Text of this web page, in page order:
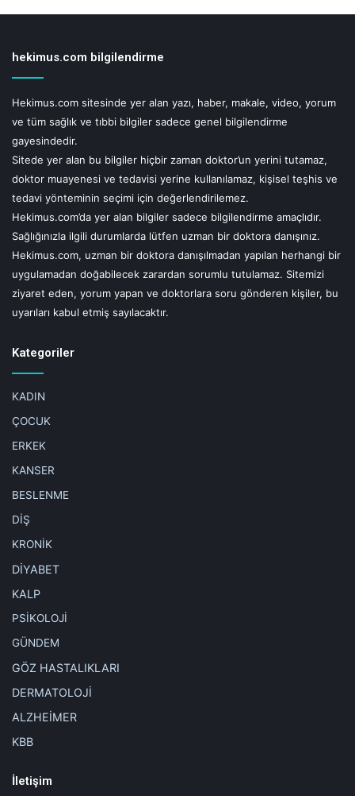
hekimus.com bilgilendirme
Hekimus.com sitesinde yer alan yazı, haber, makale, video, yorum
ve tüm sağlık ve tıbbi bilgiler sadece genel bilgilendirme
gayesindedir.
Sitede yer alan bu bilgiler hiçbir zaman doktor’un yerini tutamaz,
doktor muayenesi ve tedavisi yerine kullanılamaz, kişisel teşhis ve
tedavi yönteminin seçimi için değerlendirilemez.
Hekimus.com’da yer alan bilgiler sadece bilgilendirme amaçlıdır.
Sağlığınızla ilgili durumlarda lütfen uzman bir doktora danışınız.
Hekimus.com, uzman bir doktora danışılmadan yapılan herhangi bir
uygulamadan doğabilecek zarardan sorumlu tutulamaz. Sitemizi
ziyaret eden, yorum yapan ve doktorlara soru gönderen kişiler, bu
uyarıları kabul etmiş sayılacaktır.
Kategoriler
KADIN
ÇOCUK
ERKEK
KANSER
BESLENME
DİŞ
KRONİK
DİYABET
KALP
PSİKOLOJİ
GÜNDEM
GÖZ HASTALIKLARI
DERMATOLOJİ
ALZHEİMER
KBB
İletişim